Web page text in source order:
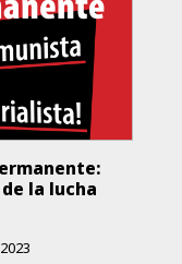
la lucha